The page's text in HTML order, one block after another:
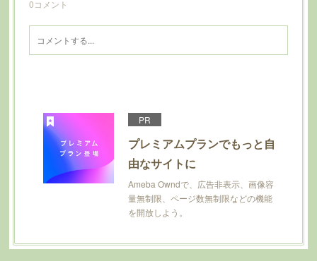
0コメント
PR
プレミアムプランでもっと自
由なサイトに
Ameba Owndで、広告非表示、画像容
量無制限、ページ数無制限などの機能
を開放しよう。